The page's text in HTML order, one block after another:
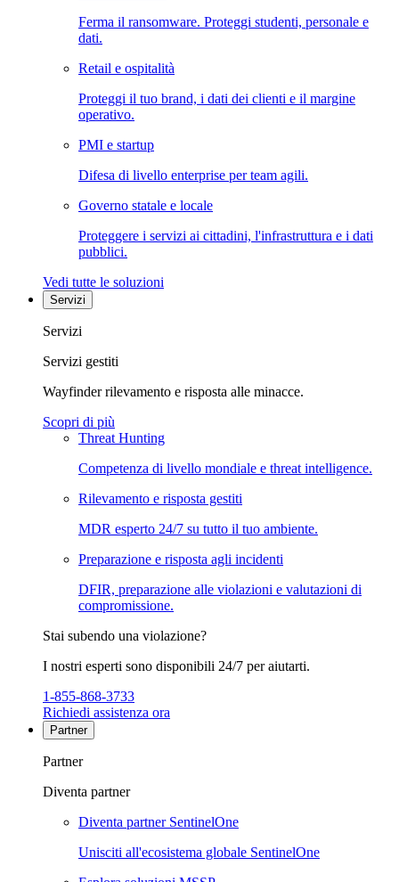
Ferma il ransomware. Proteggi studenti, personale e
dati.
Retail e ospitalità
Proteggi il tuo brand, i dati dei clienti e il margine
operativo.
PMI e startup
Difesa di livello enterprise per team agili.
Governo statale e locale
Proteggere i servizi ai cittadini, l'infrastruttura e i dati
pubblici.
Vedi tutte le soluzioni
Servizi
Servizi
Servizi gestiti
Wayfinder rilevamento e risposta alle minacce.
Scopri di più
Threat Hunting
Competenza di livello mondiale e threat intelligence.
Rilevamento e risposta gestiti
MDR esperto 24/7 su tutto il tuo ambiente.
Preparazione e risposta agli incidenti
DFIR, preparazione alle violazioni e valutazioni di
compromissione.
Stai subendo una violazione?
I nostri esperti sono disponibili 24/7 per aiutarti.
1-855-868-3733
Richiedi assistenza ora
Partner
Partner
Diventa partner
Diventa partner SentinelOne
Unisciti all'ecosistema globale SentinelOne